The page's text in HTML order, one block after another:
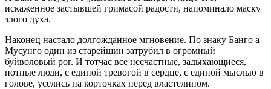
искаженное застывшей гримасой радости, напоминало маску
злого духа.
Наконец настало долгожданное мгновение. По знаку Банго а
Мусунго один из старейшин затрубил в огромный
буйволовый рог. И тотчас все несчастные, задыхающиеся,
потные люди, с единой тревогой в сердце, с единой мыслью в
голове, уселись на корточках перед властелином.